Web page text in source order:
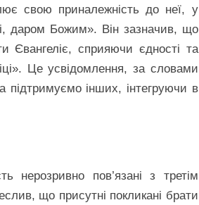
свою приналежність до неї, у
даром Божим». Він зазначив, що
Євангеліє, сприяючи єдності та
Це усвідомлення, за словами
інших, інтегруючи в
нерозривно пов’язані з третім
що присутні покликані брати